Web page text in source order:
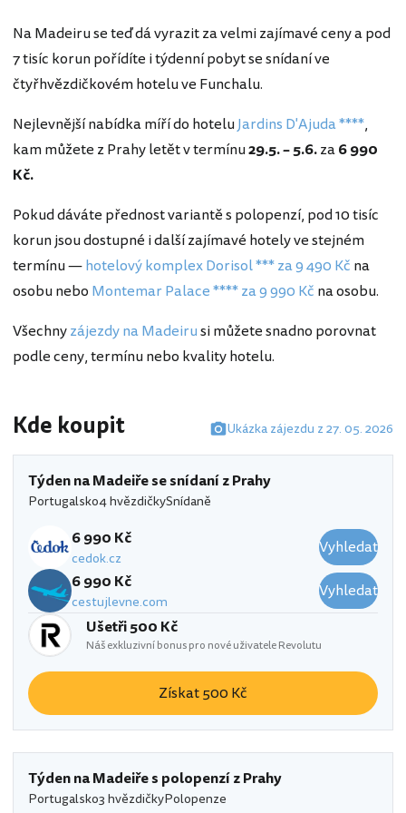
Na Madeiru se teď dá vyrazit za velmi zajímavé ceny a pod
7 tisíc korun pořídíte i týdenní pobyt se snídaní ve
čtyřhvězdičkovém hotelu ve Funchalu.
Nejlevnější nabídka míří do hoteluJardins D'Ajuda ****,
kam můžete z Prahy letět v termínu29.5. – 5.6.za6 990
Kč.
Pokud dáváte přednost variantě s polopenzí, pod 10 tisíc
korun jsou dostupné i další zajímavé hotely ve stejném
termínu —hotelový komplex Dorisol *** za 9 490 Kč na
osobu nebo Montemar Palace **** za 9 990 Kč na osobu.
Všechnyzájezdy na Madeirusi můžete snadno porovnat
podle ceny, termínu nebo kvality hotelu.
Kde koupit Ukázka zájezdu z 27. 05. 2026
Týden na Madeiře se snídaní z Prahy
Portugalsko4 hvězdičkySnídaně
6 990 Kč
cedok.cz
Vyhledat
6 990 Kč
cestujlevne.com
Vyhledat
Ušetři 500 Kč
Náš exkluzivní bonus pro nové uživatele Revolutu
Získat 500 Kč
Týden na Madeiře s polopenzí z Prahy
Portugalsko3 hvězdičkyPolopenze